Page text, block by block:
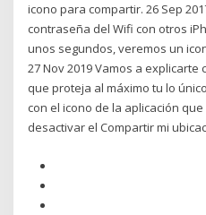
icono para compartir. 26 Sep
contraseña del Wifi con otros
unos segundos, veremos un
27 Nov 2019 Vamos a explicarte
que proteja al máximo tu lo
con el icono de la aplicación
desactivar el Compartir mi